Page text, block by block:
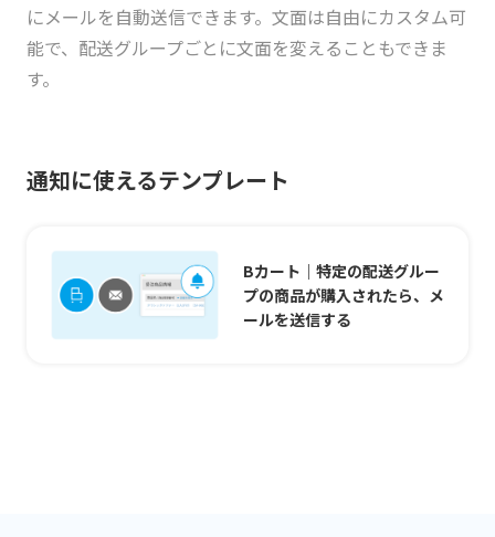
にメールを自動送信できます。文面は自由にカスタム可
能で、配送グループごとに文面を変えることもできま
す。
通知に使えるテンプレート
Bカート｜特定の配送グルー
プの商品が購入されたら、メ
ールを送信する